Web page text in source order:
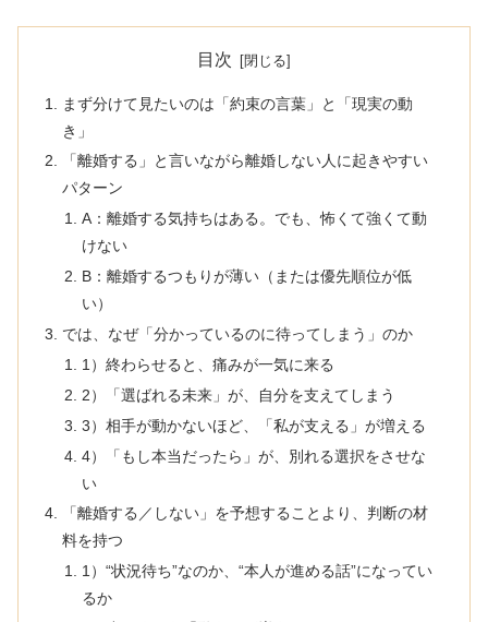
目次
まず分けて見たいのは「約束の言葉」と「現実の動
き」
「離婚する」と言いながら離婚しない人に起きやすい
パターン
A：離婚する気持ちはある。でも、怖くて強くて動
けない
B：離婚するつもりが薄い（または優先順位が低
い）
では、なぜ「分かっているのに待ってしまう」のか
1）終わらせると、痛みが一気に来る
2）「選ばれる未来」が、自分を支えてしまう
3）相手が動かないほど、「私が支える」が増える
4）「もし本当だったら」が、別れる選択をさせな
い
「離婚する／しない」を予想することより、判断の材
料を持つ
1）“状況待ち”なのか、“本人が進める話”になってい
るか